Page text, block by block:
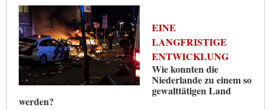
EINE
LANGFRISTIGE
ENTWICKLUNG
Wie konnten die
Niederlande zu einem so
gewalttätigen Land
werden?